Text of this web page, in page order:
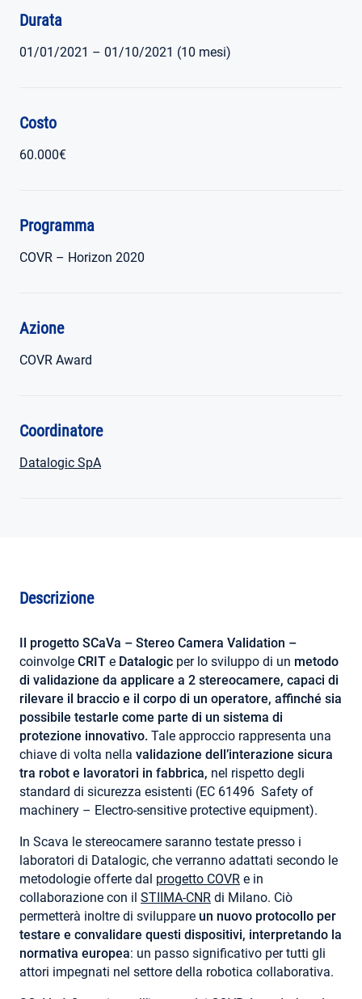
Durata
01/01/2021 – 01/10/2021 (10 mesi)
Costo
60.000€
Programma
COVR – Horizon 2020
Azione
COVR Award
Coordinatore
Datalogic SpA
Descrizione
Il progetto SCaVa – Stereo Camera Validation –
coinvolge CRIT e Datalogic per lo sviluppo di un metodo
di validazione da applicare a 2 stereocamere, capaci di
rilevare il braccio e il corpo di un operatore, affinché sia
possibile testarle come parte di un sistema di
protezione innovativo. Tale approccio rappresenta una
chiave di volta nella validazione dell’interazione sicura
tra robot e lavoratori in fabbrica, nel rispetto degli
standard di sicurezza esistenti (EC 61496 Safety of
machinery – Electro-sensitive protective equipment).
In Scava le stereocamere saranno testate presso i
laboratori di Datalogic, che verranno adattati secondo le
metodologie offerte dal progetto COVR e in
collaborazione con il STIIMA-CNR di Milano. Ciò
permetterà inoltre di sviluppare un nuovo protocollo per
testare e convalidare questi dispositivi, interpretando la
normativa europea: un passo significativo per tutti gli
attori impegnati nel settore della robotica collaborativa.